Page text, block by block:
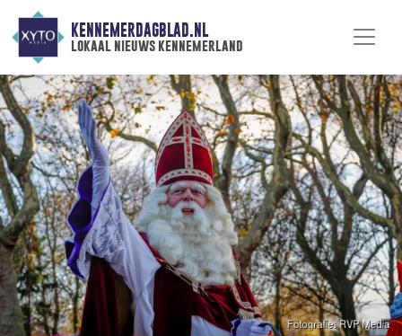
KENNEMERDAGBLAD.NL
lokaal nieuws kennemerland